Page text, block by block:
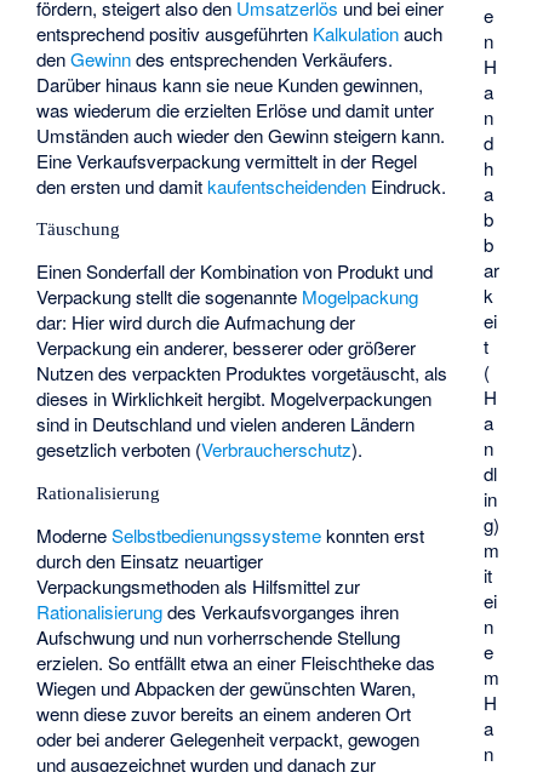
e
n
H
a
n
d
h
a
b
b
ar
k
ei
t
(
H
a
n
dl
in
g)
m
it
ei
n
e
m
H
a
n
fördern, steigert also den Umsatzerlös und bei einer
entsprechend positiv ausgeführten Kalkulationauch
denGewinndes entsprechenden Verkäufers.
Darüber hinaus kann sie neue Kunden gewinnen,
was wiederum die erzielten Erlöse und damit unter
Umständen auch wieder den Gewinn steigern kann.
Eine Verkaufsverpackung vermittelt in der Regel
den ersten und damitkaufentscheidenden Eindruck.
Täuschung
Einen Sonderfall der Kombination von Produkt und
Verpackung stellt die sogenannte Mogelpackung
dar: Hier wird durch die Aufmachung der
Verpackung ein anderer, besserer oder größerer
Nutzen des verpackten Produktes vorgetäuscht, als
dieses in Wirklichkeit hergibt. Mogelverpackungen
sind in Deutschland und vielen anderen Ländern
gesetzlich verboten (Verbraucherschutz).
Rationalisierung
ModerneSelbstbedienungssystemekonnten erst
durch den Einsatz neuartiger
Verpackungsmethoden als Hilfsmittel zur
Rationalisierungdes Verkaufsvorganges ihren
Aufschwung und nun vorherrschende Stellung
erzielen. So entfällt etwa an einer Fleischtheke das
Wiegen und Abpacken der gewünschten Waren,
wenn diese zuvor bereits an einem anderen Ort
oder bei anderer Gelegenheit verpackt, gewogen
und ausgezeichnet wurden und danach zur